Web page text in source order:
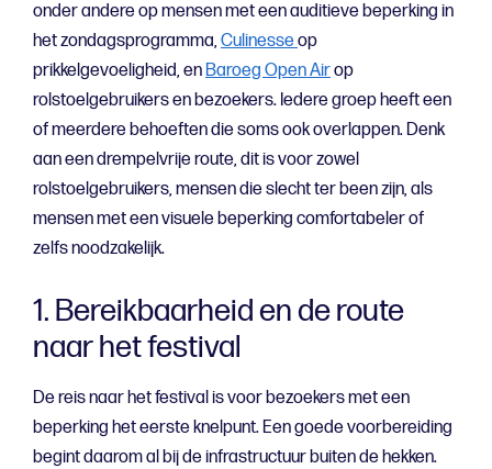
onder andere op mensen met een auditieve beperking in
het zondagsprogramma, Culinesseop
prikkelgevoeligheid, enBaroeg Open Airop
rolstoelgebruikers en bezoekers. Iedere groep heeft een
of meerdere behoeften die soms ook overlappen. Denk
aan een drempelvrije route, dit is voor zowel
rolstoelgebruikers, mensen die slecht ter been zijn, als
mensen met een visuele beperking comfortabeler of
zelfs noodzakelijk.
1. Bereikbaarheid en de route
naar het festival
De reis naar het festival is voor bezoekers met een
beperking het eerste knelpunt. Een goede voorbereiding
begint daarom al bij de infrastructuur buiten de hekken.